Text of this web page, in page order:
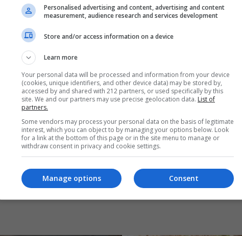
Personalised advertising and content, advertising and content
measurement, audience research and services development
Store and/or access information on a device
Learn more
Your personal data will be processed and information from your device
(cookies, unique identifiers, and other device data) may be stored by,
accessed by and shared with 212 partners, or used specifically by this
site. We and our partners may use precise geolocation data. List of
partners.
Some vendors may process your personal data on the basis of legitimate
interest, which you can object to by managing your options below. Look
for a link at the bottom of this page or in the site menu to manage or
withdraw consent in privacy and cookie settings.
Consent
Manage options